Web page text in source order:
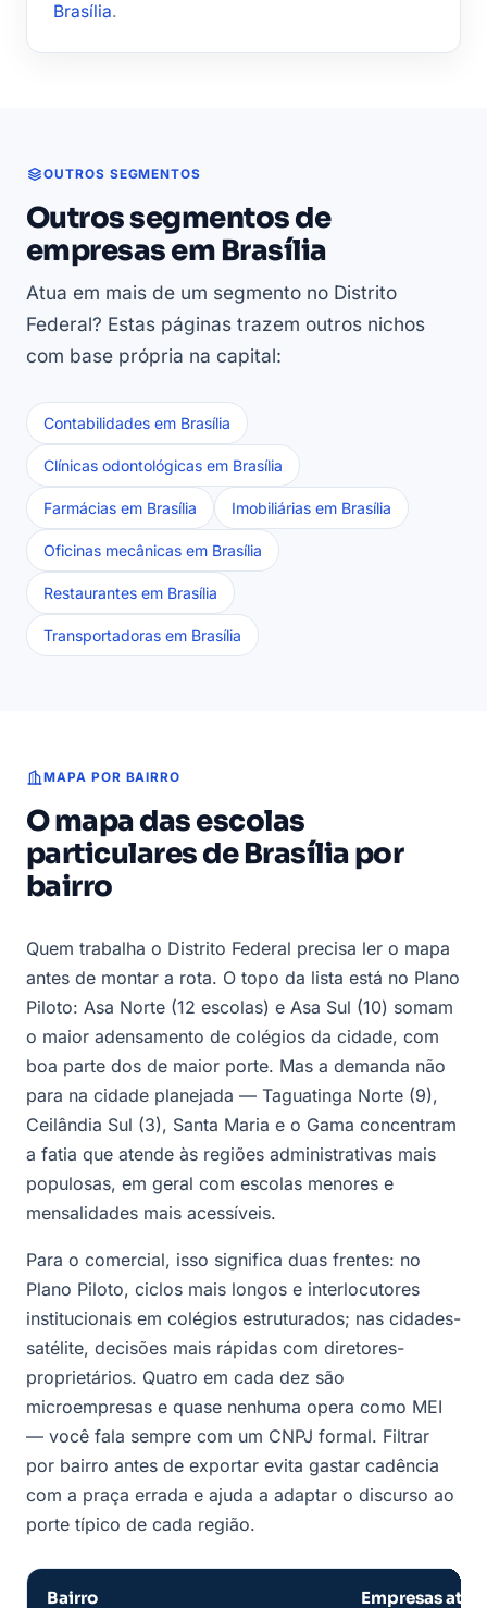
Brasília.
OUTROS SEGMENTOS
Outros segmentos de
empresas em Brasília
Atua em mais de um segmento no Distrito
Federal? Estas páginas trazem outros nichos
com base própria na capital:
Contabilidades em Brasília
Clínicas odontológicas em Brasília
Farmácias em Brasília Imobiliárias em Brasília
Oficinas mecânicas em Brasília
Restaurantes em Brasília
Transportadoras em Brasília
MAPA POR BAIRRO
O mapa das escolas
particulares de Brasília por
bairro
Quem trabalha o Distrito Federal precisa ler o mapa
antes de montar a rota. O topo da lista está no Plano
Piloto: Asa Norte (12 escolas) e Asa Sul (10) somam
o maior adensamento de colégios da cidade, com
boa parte dos de maior porte. Mas a demanda não
para na cidade planejada — Taguatinga Norte (9),
Ceilândia Sul (3), Santa Maria e o Gama concentram
a fatia que atende às regiões administrativas mais
populosas, em geral com escolas menores e
mensalidades mais acessíveis.
Para o comercial, isso significa duas frentes: no
Plano Piloto, ciclos mais longos e interlocutores
institucionais em colégios estruturados; nas cidades-
satélite, decisões mais rápidas com diretores-
proprietários. Quatro em cada dez são
microempresas e quase nenhuma opera como MEI
— você fala sempre com um CNPJ formal. Filtrar
por bairro antes de exportar evita gastar cadência
com a praça errada e ajuda a adaptar o discurso ao
porte típico de cada região.
Bairro Empresas